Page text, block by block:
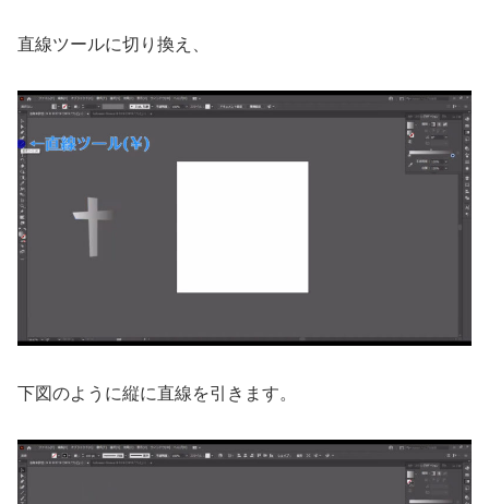
直線ツールに切り換え、
下図のように縦に直線を引きます。